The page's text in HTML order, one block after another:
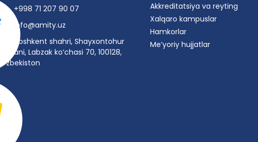
+998 71 207 90 07
info@amity.uz
Toshkent shahri, Shayxontohur
tumani, Labzak ko‘chasi 70, 100128,
O‘zbekiston
Akkreditatsiya va reyting
Xalqaro kampuslar
Hamkorlar
Me’yoriy hujjatlar